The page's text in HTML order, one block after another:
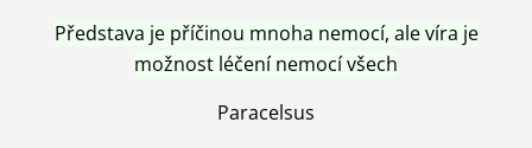
Představa je příčinou mnoha nemocí, ale víra je
možnost léčení nemocí všech
Paracelsus